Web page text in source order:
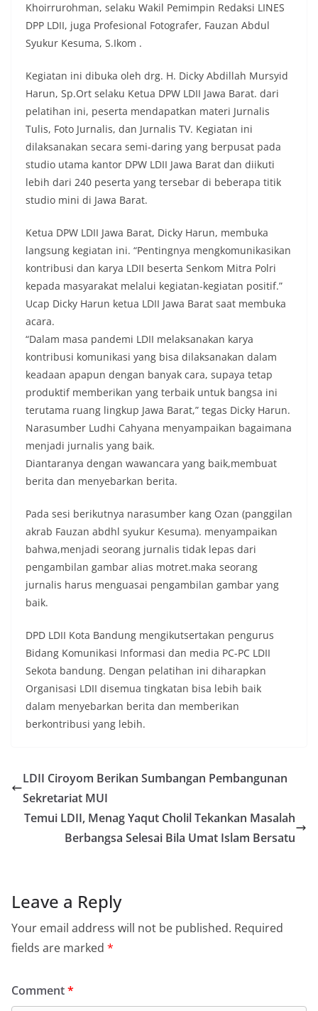
Khoirrurohman, selaku Wakil Pemimpin Redaksi LINES
DPP LDII, juga Profesional Fotografer, Fauzan Abdul
Syukur Kesuma, S.Ikom .
Kegiatan ini dibuka oleh drg. H. Dicky Abdillah Mursyid
Harun, Sp.Ort selaku Ketua DPW LDII Jawa Barat. dari
pelatihan ini, peserta mendapatkan materi Jurnalis
Tulis, Foto Jurnalis, dan Jurnalis TV. Kegiatan ini
dilaksanakan secara semi-daring yang berpusat pada
studio utama kantor DPW LDII Jawa Barat dan diikuti
lebih dari 240 peserta yang tersebar di beberapa titik
studio mini di Jawa Barat.
Ketua DPW LDII Jawa Barat, Dicky Harun, membuka
langsung kegiatan ini. “Pentingnya mengkomunikasikan
kontribusi dan karya LDII beserta Senkom Mitra Polri
kepada masyarakat melalui kegiatan-kegiatan positif.”
Ucap Dicky Harun ketua LDII Jawa Barat saat membuka
acara.
“Dalam masa pandemi LDII melaksanakan karya
kontribusi komunikasi yang bisa dilaksanakan dalam
keadaan apapun dengan banyak cara, supaya tetap
produktif memberikan yang terbaik untuk bangsa ini
terutama ruang lingkup Jawa Barat,” tegas Dicky Harun.
Narasumber Ludhi Cahyana menyampaikan bagaimana
menjadi jurnalis yang baik.
Diantaranya dengan wawancara yang baik,membuat
berita dan menyebarkan berita.
Pada sesi berikutnya narasumber kang Ozan (panggilan
akrab Fauzan abdhl syukur Kesuma). menyampaikan
bahwa,menjadi seorang jurnalis tidak lepas dari
pengambilan gambar alias motret.maka seorang
jurnalis harus menguasai pengambilan gambar yang
baik.
DPD LDII Kota Bandung mengikutsertakan pengurus
Bidang Komunikasi Informasi dan media PC-PC LDII
Sekota bandung. Dengan pelatihan ini diharapkan
Organisasi LDII disemua tingkatan bisa lebih baik
dalam menyebarkan berita dan memberikan
berkontribusi yang lebih.
LDII Ciroyom Berikan Sumbangan Pembangunan
Sekretariat MUI
Temui LDII, Menag Yaqut Cholil Tekankan Masalah
Berbangsa Selesai Bila Umat Islam Bersatu
Leave a Reply
Your email address will not be published. Required
fields are marked *
Comment*